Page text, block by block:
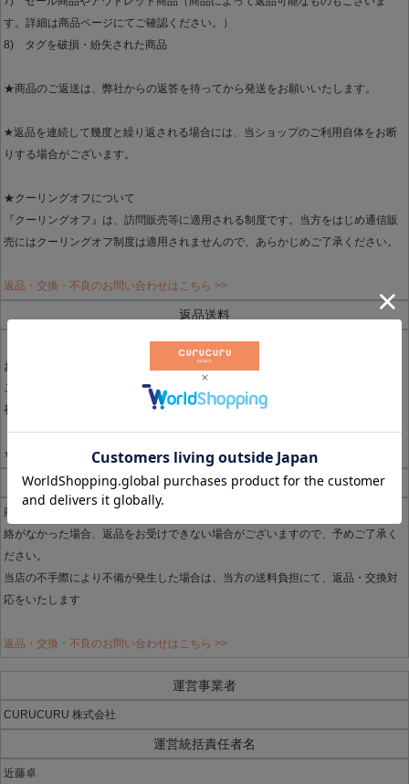
す。詳細は商品ページにてご確認ください。）
8) タグを破損・紛失された商品
★商品のご返送は、弊社からの返答を待ってから発送をお願いいたします。
★返品を連続して幾度と繰り返される場合には、当ショップのご利用自体をお断
りする場合がございます。
★クーリングオフについて
『クーリングオフ』は、訪問販売等に適用される制度です。当方をはじめ通信販
売にはクーリングオフ制度は適用されませんので、あらかじめご了承ください。
返品・交換・不良のお問い合わせはこちら >>
返品送料
（返品・交換にかかる送料・振込み手数料）
お客様都合による返品・交換の場合は、お客様に実費ご負担いただきます。
ご交換品は着払いにてお送りさせていただきます。
初回出荷時の送料・代引手数料などは、ご返金できませんのでご注意ください。
★不良品・品違いの場合は、かかる費用は、当方負担とさせていただきます
不良品
商品に不備があった場合、商品到着後7日以内にご連絡ください。7日以内にご連
絡がなかった場合、返品をお受けできない場合がございますので、予めご了承く
ださい。
当店の不手際により不備が発生した場合は、当方の送料負担にて、返品・交換対
応をいたします
返品・交換・不良のお問い合わせはこちら >>
運営事業者
CURUCURU 株式会社
運営統括責任者名
近藤卓